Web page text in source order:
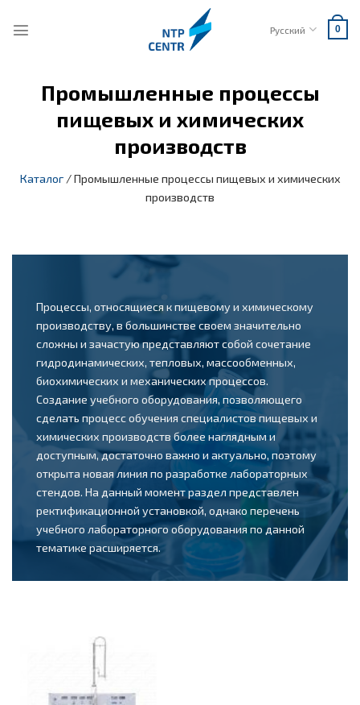
Русский 0
Промышленные процессы
пищевых и химических
производств
Каталог /Промышленные процессы пищевых и химических
производств
Процессы, относящиеся к пищевому и химическому
производству, в большинстве своем значительно
сложны и зачастую представляют собой сочетание
гидродинамических, тепловых, массообменных,
биохимических и механических процессов.
Создание учебного оборудования, позволяющего
сделать процесс обучения специалистов пищевых и
химических производств более наглядным и
доступным, достаточно важно и актуально, поэтому
открыта новая линия по разработке лабораторных
стендов. На данный момент раздел представлен
ректификационной установкой, однако перечень
учебного лабораторного оборудования по данной
тематике расширяется.